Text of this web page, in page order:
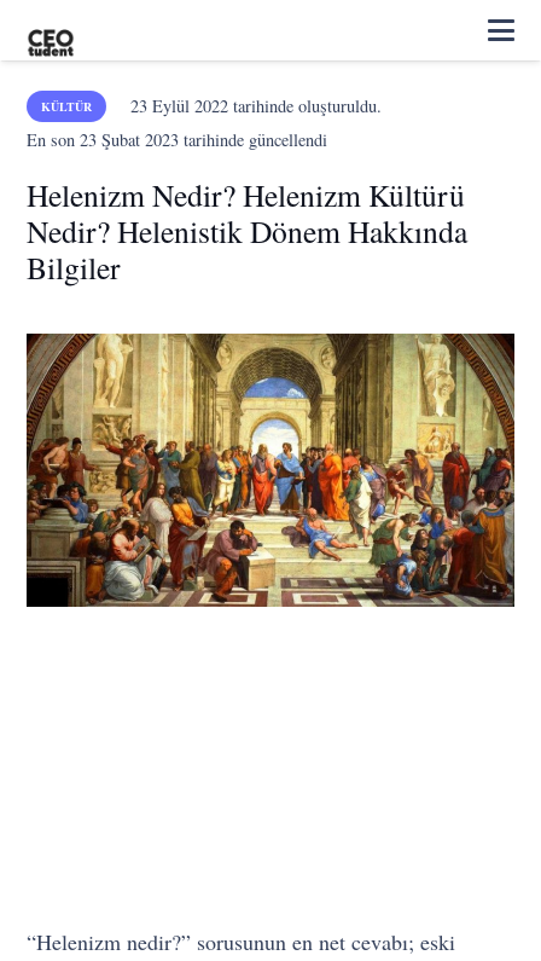
KÜLTÜR 23 Eylül 2022tarihinde oluşturuldu.
En son23 Şubat 2023 tarihinde güncellendi
Helenizm Nedir? Helenizm Kültürü
Nedir? Helenistik Dönem Hakkında
Bilgiler
“Helenizm nedir?” sorusunun en net cevabı; eski